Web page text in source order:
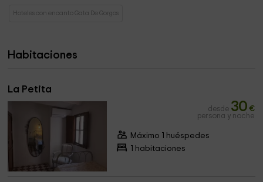
Hoteles con encanto Gata De Gorgos
Habitaciones
La Petita
desde 30 €
persona y noche
Máximo 1 huéspedes
1 habitaciones